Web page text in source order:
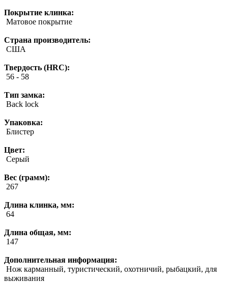
Покрытие клинка:
Матовое покрытие
Страна производитель:
США
Твердость (HRC):
56 - 58
Тип замка:
Back lock
Упаковка:
Блистер
Цвет:
Серый
Вес (грамм):
267
Длина клинка, мм:
64
Длина общая, мм:
147
Дополнительная информация:
Нож карманный, туристический, охотничий, рыбацкий, для
выживания